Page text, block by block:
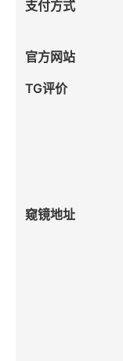
支付方式
官方网站
TG评价
窥镜地址